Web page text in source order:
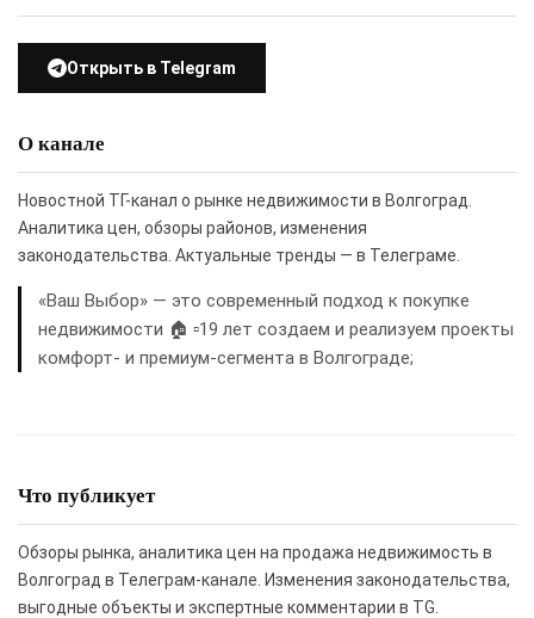
Открыть в Telegram
О канале
Новостной ТГ-канал о рынке недвижимости в Волгоград.
Аналитика цен, обзоры районов, изменения
законодательства. Актуальные тренды — в Телеграме.
«Ваш Выбор» — это современный подход к покупке
недвижимости 🏠 ▫️19 лет создаем и реализуем проекты
комфорт- и премиум-сегмента в Волгограде;
Что публикует
Обзоры рынка, аналитика цен на продажа недвижимость в
Волгоград в Телеграм-канале. Изменения законодательства,
выгодные объекты и экспертные комментарии в TG.